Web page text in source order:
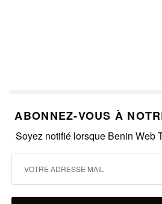
ABONNEZ-VOUS À
Soyez notifié lorsque Benin Web